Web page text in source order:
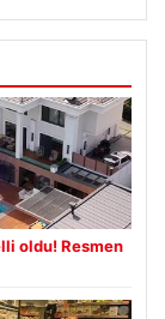
oldu! Resmen